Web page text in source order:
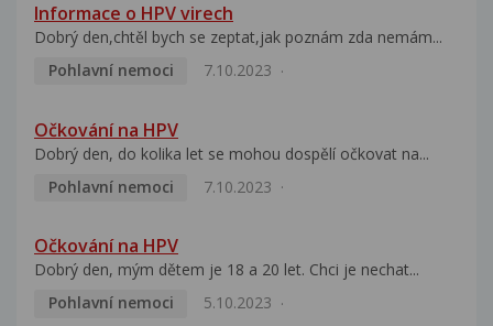
Informace o HPV virech
Dobrý den,chtěl bych se zeptat,jak poznám zda nemám...
Pohlavní nemoci
7.10.2023
Očkování na HPV
Dobrý den, do kolika let se mohou dospělí očkovat na...
Pohlavní nemoci
7.10.2023
Očkování na HPV
Dobrý den, mým dětem je 18 a 20 let. Chci je nechat...
Pohlavní nemoci
5.10.2023